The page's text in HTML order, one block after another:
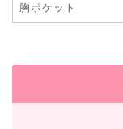
胸ポケット